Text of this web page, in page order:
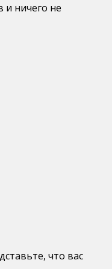
и ничего не
что вас